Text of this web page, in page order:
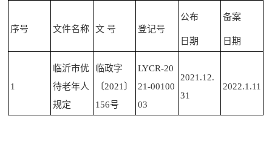
序号 文件名称 文 号 登记号
公布
日期
备案
日期
1
临沂市优
待老年人
规定
临政字
〔2021〕
156号
LYCR-20
21-00100
03
2021.12.
31
2022.1.11